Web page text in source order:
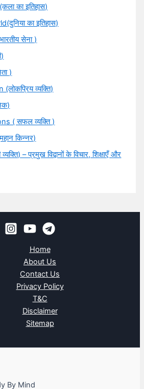
का इतिहास)
का इतिहास)
सेना )
)
व्यक्ति)
( सफल व्यक्ति )
किन्नर)
– प्रमुख विद्वानों के विचार, शिक्षाएँ और
Home
About Us
Contact Us
Privacy Policy
T&C
Disclaimer
Sitemap
By Mind